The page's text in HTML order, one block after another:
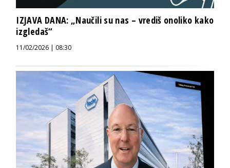
IZJAVA DANA: „Naučili su nas – vrediš onoliko kako
izgledaš“
11/02/2026 | 08:30